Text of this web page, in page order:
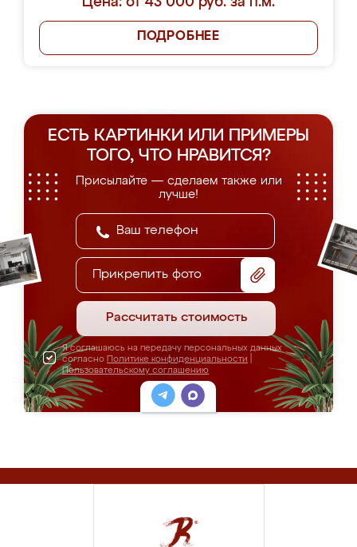
ПОДРОБНЕЕ
ЕСТЬ КАРТИНКИ ИЛИ ПРИМЕРЫ
ТОГО, ЧТО НРАВИТСЯ?
Присылайте — сделаем также или
лучше!
Прикрепить фото
Рассчитать стоимость
Я соглашаюсь на передачу персональных данных
согласно Политике конфиденциальности
Пользовательскому соглашению